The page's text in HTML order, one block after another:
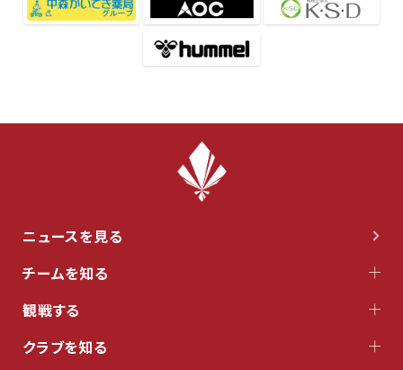
ニュースを見る
チームを知る
観戦する
クラブを知る